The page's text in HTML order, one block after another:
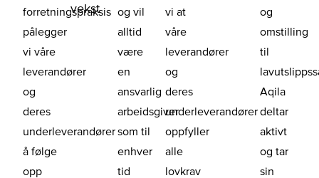
forretningspraksis
pålegger
vi våre
leverandører
og
deres
underleverandører
å følge
opp
vekst
og vil
alltid
være
en
ansvarlig
arbeidsgiver
som til
enhver
tid
vi at
våre
leverandører
og
deres
underleverandører
oppfyller
alle
lovkrav
og
omstilling
til
Aqila
deltar
aktivt
og tar
sin